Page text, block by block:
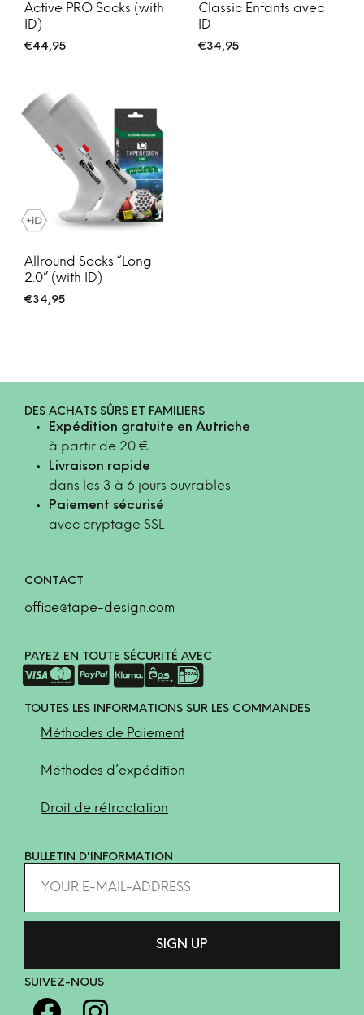
Active PRO Socks (with
ID)
€44,95
Classic Enfants avec
ID
€34,95
Allround Socks “Long
2.0” (with ID)
€34,95
DES ACHATS SÛRS ET FAMILIERS
Expédition gratuite en Autriche
à partir de 20 €.
Livraison rapide
dans les 3 à 6 jours ouvrables
Paiement sécurisé
avec cryptage SSL
CONTACT
office@tape-design.com
PAYEZ EN TOUTE SÉCURITÉ AVEC
TOUTES LES INFORMATIONS SUR LES COMMANDES
Méthodes de Paiement
Méthodes d’expédition
Droit de rétractation
BULLETIN D'INFORMATION
SUIVEZ-NOUS